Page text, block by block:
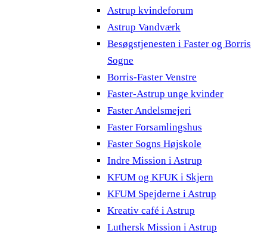
Astrup kvindeforum
Astrup Vandværk
Besøgstjenesten i Faster og Borris
Sogne
Borris-Faster Venstre
Faster-Astrup unge kvinder
Faster Andelsmejeri
Faster Forsamlingshus
Faster Sogns Højskole
Indre Mission i Astrup
KFUM og KFUK i Skjern
KFUM Spejderne i Astrup
Kreativ café i Astrup
Luthersk Mission i Astrup